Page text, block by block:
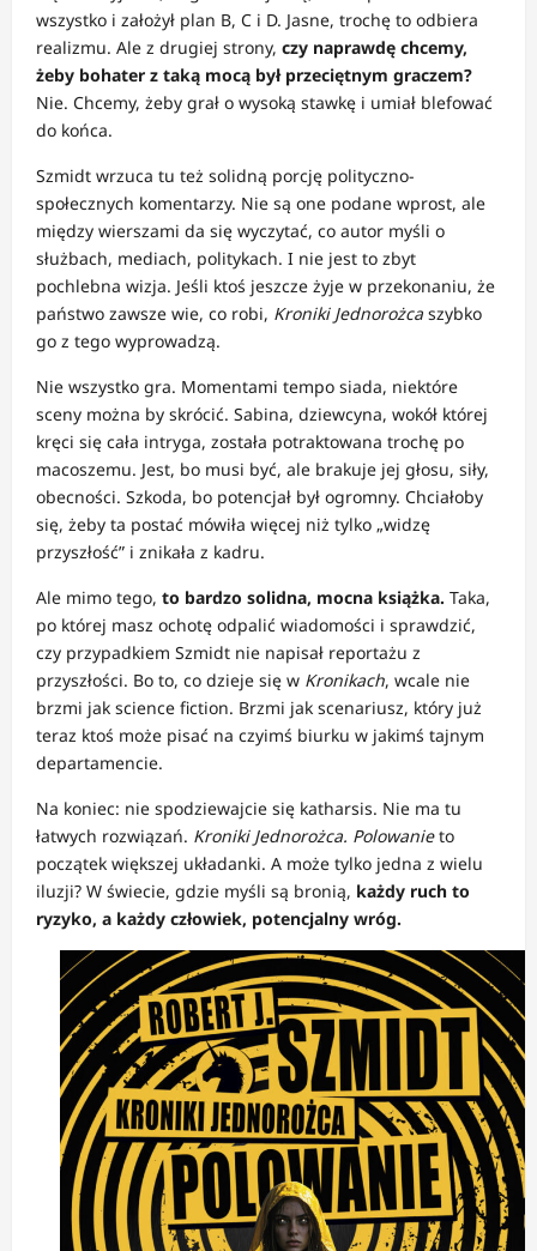
wszystko i założył plan B, C i D. Jasne, trochę to odbiera
realizmu. Ale z drugiej strony, czy naprawdę chcemy,
żeby bohater z taką mocą był przeciętnym graczem?
Nie. Chcemy, żeby grał o wysoką stawkę i umiał blefować
do końca.
Szmidt wrzuca tu też solidną porcję polityczno-
społecznych komentarzy. Nie są one podane wprost, ale
między wierszami da się wyczytać, co autor myśli o
służbach, mediach, politykach. I nie jest to zbyt
pochlebna wizja. Jeśli ktoś jeszcze żyje w przekonaniu, że
państwo zawsze wie, co robi, Kroniki Jednorożca szybko
go z tego wyprowadzą.
Nie wszystko gra. Momentami tempo siada, niektóre
sceny można by skrócić. Sabina, dziewcyna, wokół której
kręci się cała intryga, została potraktowana trochę po
macoszemu. Jest, bo musi być, ale brakuje jej głosu, siły,
obecności. Szkoda, bo potencjał był ogromny. Chciałoby
się, żeby ta postać mówiła więcej niż tylko „widzę
przyszłość” i znikała z kadru.
Ale mimo tego, to bardzo solidna, mocna książka. Taka,
po której masz ochotę odpalić wiadomości i sprawdzić,
czy przypadkiem Szmidt nie napisał reportażu z
przyszłości. Bo to, co dzieje się w Kronikach, wcale nie
brzmi jak science fiction. Brzmi jak scenariusz, który już
teraz ktoś może pisać na czyimś biurku w jakimś tajnym
departamencie.
Na koniec: nie spodziewajcie się katharsis. Nie ma tu
łatwych rozwiązań. Kroniki Jednorożca. Polowanieto
początek większej układanki. A może tylko jedna z wielu
iluzji? W świecie, gdzie myśli są bronią, każdy ruch to
ryzyko, a każdy człowiek, potencjalny wróg.